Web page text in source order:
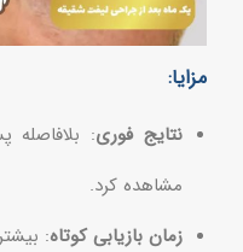
مزایا:
نتایج فوری: بلافاصله
مشاهده کرد.
زمان بازیابی کوتاه: